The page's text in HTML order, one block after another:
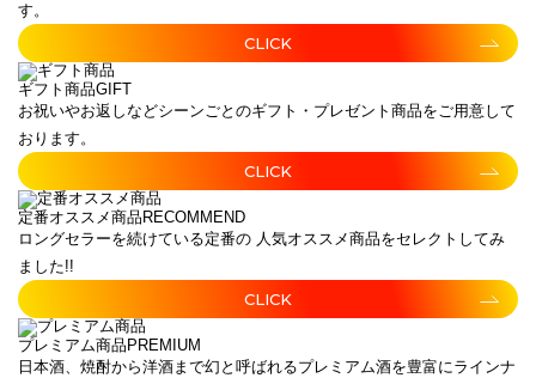
す。
CLICK
ギフト商品GIFT
お祝いやお返しなどシーンごとのギフト・プレゼント商品をご用意して
おります。
CLICK
定番オススメ商品 RECOMMEND
ロングセラーを続けている定番の 人気オススメ商品をセレクトしてみ
ました!!
CLICK
プレミアム商品 PREMIUM
日本酒、焼酎から洋酒まで幻と呼ばれるプレミアム酒を豊富にラインナ